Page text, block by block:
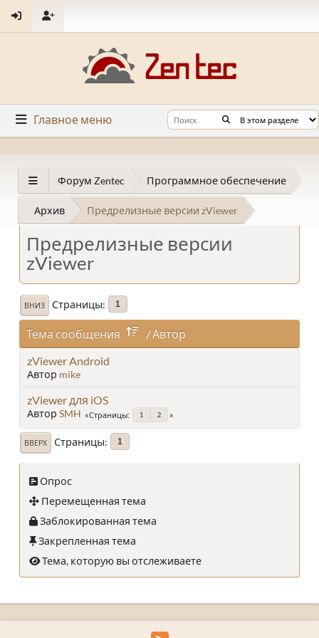
Главное меню
Форум Zentec Программное обеспечение
Архив Предрелизные версии zViewer
Предрелизные версии
zViewer
ВНИЗ Страницы 1
Тема сообщения / Автор
zViewer Android
Автор mike
zViewer для iOS
Автор SMH Страницы 1 2
ВВЕРХ Страницы 1
Опрос
Перемещенная тема
Заблокированная тема
Закрепленная тема
Тема, которую вы отслеживаете